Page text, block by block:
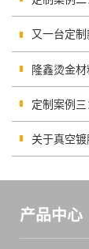
又一台定
隆鑫烫金
定制案例
关于真空
产品中心